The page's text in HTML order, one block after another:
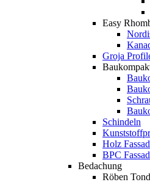
Easy
Groja
Schindeln
Holz
BPC
Bedachung
Röben